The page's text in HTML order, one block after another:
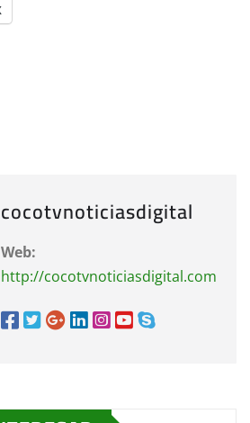
cocotvnoticiasdigital
Web:
http://cocotvnoticiasdigital.com